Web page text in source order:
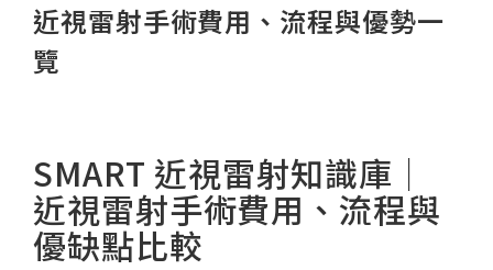
近視雷射手術費用、流程與優勢一
覽
SMART 近視雷射知識庫｜
近視雷射手術費用、流程與
優缺點比較